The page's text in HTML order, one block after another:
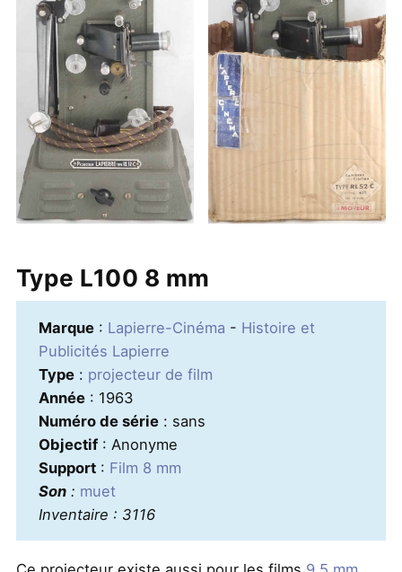
Type L100 8 mm
Marque: Lapierre-Cinéma - Histoire et
Publicités Lapierre
Type: projecteur de film
Année: 1963
Numéro de série: sans
Objectif: Anonyme
Support: Film 8 mm
Son: muet
Inventaire : 3116